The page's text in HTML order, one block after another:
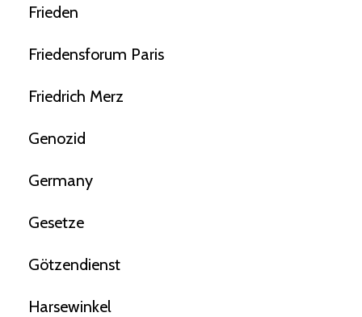
Frieden
Friedensforum Paris
Friedrich Merz
Genozid
Germany
Gesetze
Götzendienst
Harsewinkel